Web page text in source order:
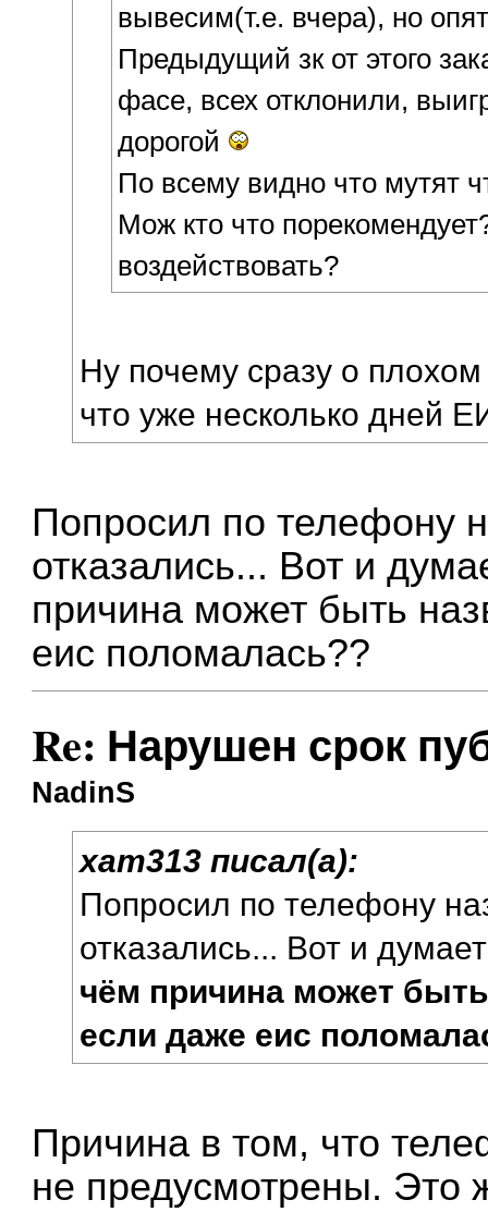
вывесим(т.е. вчера), но
Предыдущий зк от этого
фасе, всех отклонили,
дорогой
По всему видно что мутят
Мож кто что
воздействовать?
Ну почему сразу о
что уже несколько дней
Попросил по телефону
отказались... Вот и
причина может быть
еис поломалась??
Re: Нарушен срок
NadinS
xam313 писал(а):
Попросил по телефону
отказались... Вот и
чём причина может
если даже еис
Причина в том, что
не предусмотрены. Это